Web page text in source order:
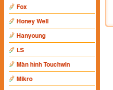
Fox
Honey Well
Hanyoung
LS
Màn hình Touchwin
Mikro